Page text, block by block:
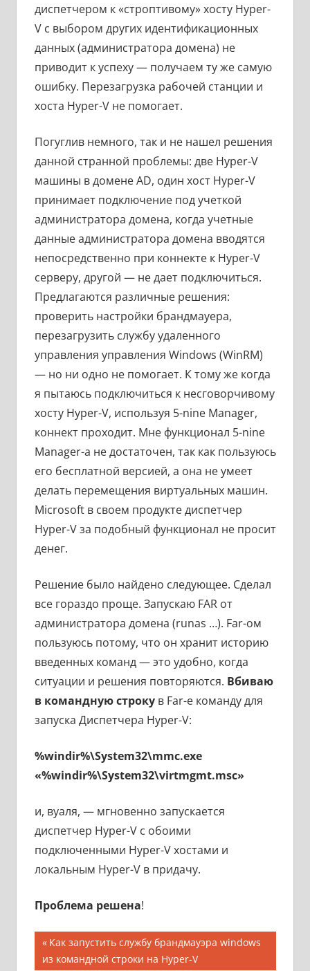
диспетчером к «строптивому» хосту Hyper-
V с выбором других идентификационных
данных (администратора домена) не
приводит к успеху — получаем ту же самую
ошибку. Перезагрузка рабочей станции и
хоста Hyper-V не помогает.
Погуглив немного, так и не нашел решения
данной странной проблемы: две Hyper-V
машины в домене AD, один хост Hyper-V
принимает подключение под учеткой
администратора домена, когда учетные
данные администратора домена вводятся
непосредственно при коннекте к Hyper-V
серверу, другой — не дает подключиться.
Предлагаются различные решения:
проверить настройки брандмауера,
перезагрузить службу удаленного
управления управления Windows (WinRM)
— но ни одно не помогает. К тому же когда
я пытаюсь подключиться к несговорчивому
хосту Hyper-V, используя 5-nine Manager,
коннект проходит. Мне функционал 5-nine
Manager-а не достаточен, так как пользуюсь
его бесплатной версией, а она не умеет
делать перемещения виртуальных машин.
Microsoft в своем продукте диспетчер
Hyper-V за подобный функционал не просит
денег.
Решение было найдено следующее. Сделал
все гораздо проще. Запускаю FAR от
администратора домена (runas …). Far-ом
пользуюсь потому, что он хранит историю
введенных команд — это удобно, когда
ситуации и решения повторяются. Вбиваю
в командную строкув Far-е команду для
запуска Диспетчера Hyper-V:
%windir%\System32\mmc.exe
«%windir%\System32\virtmgmt.msc»
и, вуаля, — мгновенно запускается
диспетчер Hyper-V с обоими
подключенными Hyper-V хостами и
локальным Hyper-V в придачу.
Проблема решена!
Навигация
Предыдущая
запись;
Как запустить службу брандмауэра windows
из командной строки на Hyper-V